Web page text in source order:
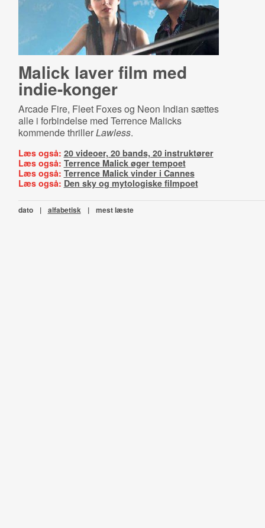
Malick laver film med
indie-konger
Arcade Fire, Fleet Foxes og Neon Indian sættes
alle i forbindelse med Terrence Malicks
kommende thrillerLawless.
Læs også: 20 videoer, 20 bands, 20 instruktører
Læs også: Terrence Malick øger tempoet
Læs også: Terrence Malick vinder i Cannes
Læs også: Den sky og mytologiske filmpoet
dato | alfabetisk | mest læste